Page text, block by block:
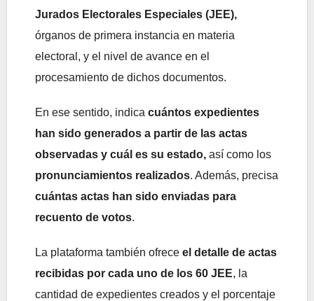
Jurados Electorales Especiales (JEE),
órganos de primera instancia en materia
electoral, y el nivel de avance en el
procesamiento de dichos documentos.
En ese sentido, indica cuántos expedientes
han sido generados a partir de las actas
observadas y cuál es su estado, así como los
pronunciamientos realizados. Además, precisa
cuántas actas han sido enviadas para
recuento de votos.
La plataforma también ofrece el detalle de actas
recibidas por cada uno de los 60 JEE, la
cantidad de expedientes creados y el porcentaje